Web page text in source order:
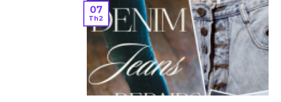
07
Th2